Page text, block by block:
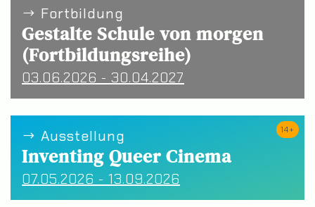
Fortbildung
Gestalte Schule von morgen
(Fortbildungsreihe)
03.06.2026 - 30.04.2027
Ausstellung
Inventing Queer Cinema
07.05.2026 - 13.09.2026
14+